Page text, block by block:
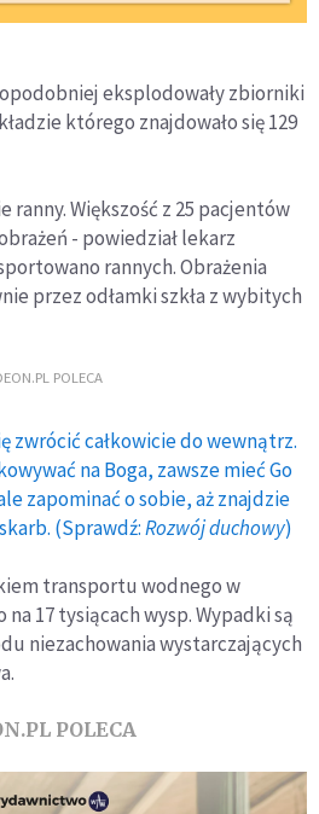
eksplodowały zbiorniki
którego znajdowało się 129
ranny. Większość z 25 pacjentów
- powiedział lekarz
rannych. Obrażenia
przez odłamki szkła z wybitych
POLECA
zwrócić całkowicie do wewnątrz.
na Boga, zawsze mieć Go
zapominać o sobie, aż znajdzie
(Sprawdź:Rozwój duchowy)
transportu wodnego w
17 tysiącach wysp. Wypadki są
niezachowania wystarczających
POLECA